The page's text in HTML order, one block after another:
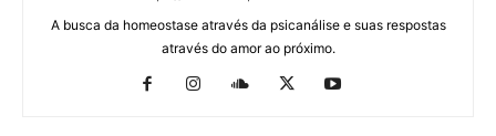
A busca da homeostase através da psicanálise e suas respostas
através do amor ao próximo.